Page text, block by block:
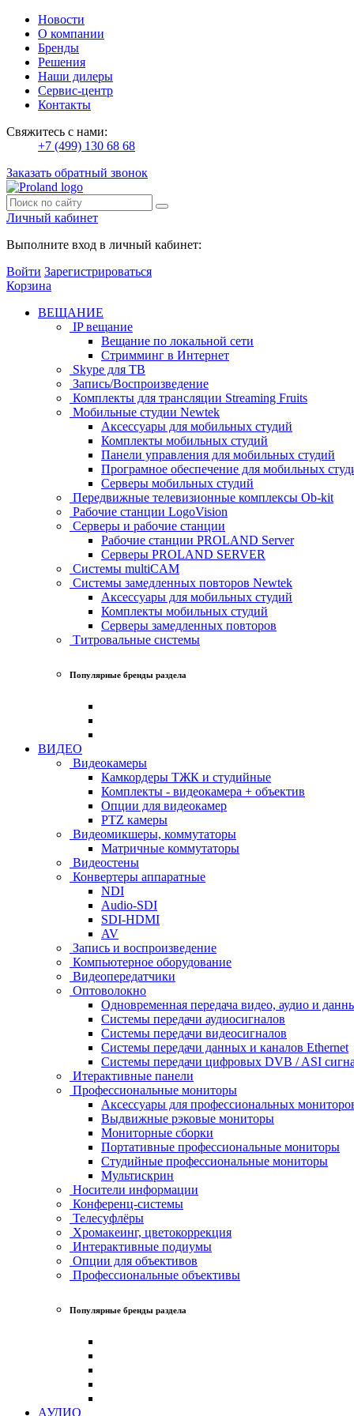
Новости
О компании
Бренды
Решения
Наши дилеры
Сервис-центр
Контакты
Свяжитесь с нами:
+7 (499) 130 68 68
Заказать обратный звонок
Личный кабинет
Выполните вход в личный кабинет:
Войти Зарегистрироваться
Корзина
ВЕЩАНИЕ
IP вещание
Вещание по локальной сети
Стримминг в Интернет
Skype для ТВ
Запись/Воспроизведение
Комплекты для трансляции Streaming Fruits
Мобильные студии Newtek
Аксессуары для мобильных студий
Комплекты мобильных студий
Панели управления для мобильных студий
Програмное обеспечение для мобильных
Серверы мобильных студий
Передвижные телевизионные комплексы Ob-kit
Рабочие станции LogoVision
Серверы и рабочие станции
Рабочие станции PROLAND Server
Серверы PROLAND SERVER
Системы multiCAM
Системы замедленных повторов Newtek
Аксессуары для мобильных студий
Комплекты мобильных студий
Серверы замедленных повторов
Титровальные системы
Популярные бренды раздела
ВИДЕО
Видеокамеры
Камкордеры ТЖК и студийные
Комплекты - видеокамера + объектив
Опции для видеокамер
PTZ камеры
Видеомикшеры, коммутаторы
Матричные коммутаторы
Видеостены
Конвертеры аппаратные
NDI
Audio-SDI
SDI-HDMI
AV
Запись и воспроизведение
Компьютерное оборудование
Видеопередатчики
Оптоволокно
Одновременная передача видео, аудио и
Системы передачи аудиосигналов
Системы передачи видеосигналов
Системы передачи данных и каналов Ethernet
Системы передачи цифровых DVB / ASI
Итерактивные панели
Профессиональные мониторы
Аксессуары для профессиональных
Выдвижные рэковые мониторы
Мониторные сборки
Портативные профессиональные мониторы
Студийные профессиональные мониторы
Мультискрин
Носители информации
Конференц-системы
Телесуфлёры
Хромакеинг, цветокоррекция
Интерактивные подиумы
Опции для объективов
Профессиональные объективы
Популярные бренды раздела
АУДИО